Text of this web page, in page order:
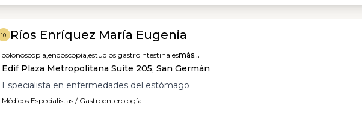
10 Ríos Enríquez María Eugenia
colonoscopía,endoscopía,estudios gastrointestinalesmás...
Edif Plaza Metropolitana Suite 205, San Germán
Especialista en enfermedades del estómago
Médicos Especialistas / Gastroenterología